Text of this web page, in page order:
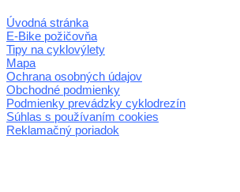
Úvodná stránka
E-Bike požičovňa
Tipy na cyklovýlety
Mapa
Ochrana osobných údajov
Obchodné podmienky
Podmienky prevádzky cyklodrezín
Súhlas s používaním cookies
Reklamačný poriadok